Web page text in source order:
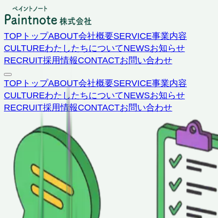
TOP トップABOUT会社概要SERVICE事業内容
CULTUREわたしたちについてNEWSお知らせ
RECRUIT採用情報CONTACTお問い合わせ
TOP トップABOUT会社概要SERVICE事業内容
CULTUREわたしたちについてNEWSお知らせ
RECRUIT採用情報CONTACTお問い合わせ